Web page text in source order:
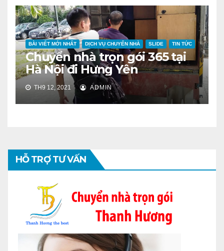
BÀI VIẾT MỚI NHẤT DỊCH VỤ CHUYỂN NHÀ SLIDE TIN TỨC
Chuyển nhà trọn gói 365 tại
Hà Nội đi Hưng Yên
TH9 12, 2021 ADMIN
HỖ TRỢ TƯ VẤN